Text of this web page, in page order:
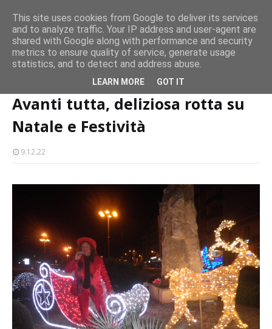
CASTELLO-MILAZZO
Milazzo 28ª Sagra del Pesce a Vaccarella: il programma
EVENTI
Avanti tutta, deliziosa rotta su Natale e Festività
Avanti tutta, deliziosa rotta su
Natale e Festività
9.12.22
This site uses cookies from Google to deliver its services
and to analyze traffic. Your IP address and user-agent are
shared with Google along with performance and security
metrics to ensure quality of service, generate usage
statistics, and to detect and address abuse.
LEARN MORE GOT IT